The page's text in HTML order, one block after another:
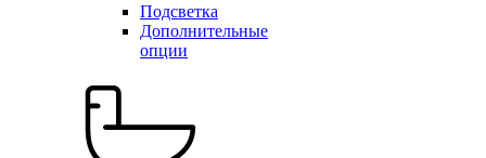
Подсветка
Дополнительные
опции